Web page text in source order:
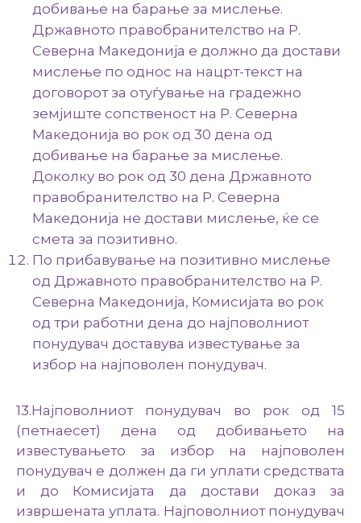
добивање на барање за мислење.
Државното правобранителство на Р.
Северна Македонија е должно да достави
мислење по однос на нацрт-текст на
договорот за отуѓување на градежно
земјиште сопственост на Р. Северна
Македонија во рок од 30 дена од
добивање на барање за мислење.
Доколку во рок од 30 дена Државното
правобранителство на Р. Северна
Македонија не достави мислење, ќе се
смета за позитивно.
По прибавување на позитивно мислење
од Државното правобранителство на Р.
Северна Македонија, Комисијата во рок
од три работни дена до најповолниот
понудувач доставува известување за
избор на најповолен понудувач.
13.Најповолниот понудувач во рок од 15
(петнаесет) дена од добивањето на
известувањето за избор на најповолен
понудувач е должен да ги уплати средствата
и до Комисијата да достави доказ за
извршената уплата. Најповолниот понудувач